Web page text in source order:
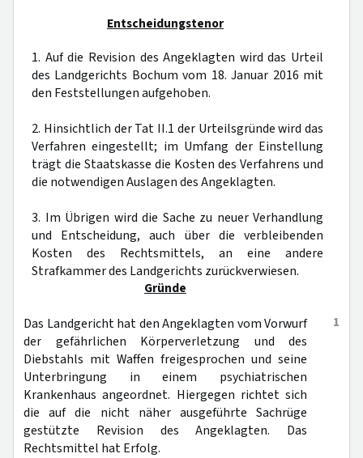
Entscheidungstenor
1. Auf die Revision des Angeklagten wird das Urteil
des Landgerichts Bochum vom 18. Januar 2016 mit
den Feststellungen aufgehoben.
2. Hinsichtlich der Tat II.1 der Urteilsgründe wird das
Verfahren eingestellt; im Umfang der Einstellung
trägt die Staatskasse die Kosten des Verfahrens und
die notwendigen Auslagen des Angeklagten.
3. Im Übrigen wird die Sache zu neuer Verhandlung
und Entscheidung, auch über die verbleibenden
Kosten des Rechtsmittels, an eine andere
Strafkammer des Landgerichts zurückverwiesen.
Gründe
1
Das Landgericht hat den Angeklagten vom Vorwurf
der gefährlichen Körperverletzung und des
Diebstahls mit Waffen freigesprochen und seine
Unterbringung in einem psychiatrischen
Krankenhaus angeordnet. Hiergegen richtet sich
die auf die nicht näher ausgeführte Sachrüge
gestützte Revision des Angeklagten. Das
Rechtsmittel hat Erfolg.